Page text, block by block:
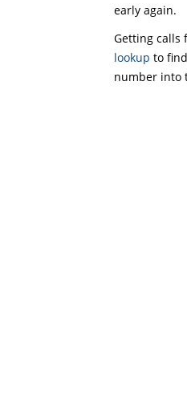
early again.
Getting calls
lookup to
number into